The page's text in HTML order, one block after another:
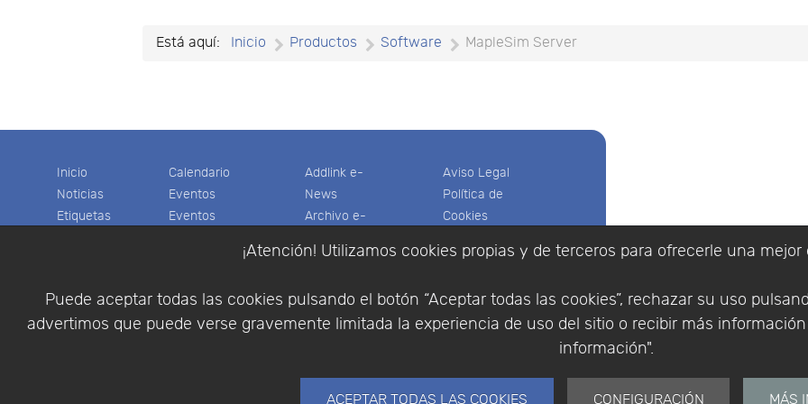
¡Atención! Utilizamos cookies propias y de terceros para ofrecerle una
Puede aceptar todas las cookies pulsando el botón “Aceptar todas las cookies”, rechazar su uso
advertimos que puede verse gravemente limitada la experiencia de uso del sitio o recibir más
información".
ACEPTAR TODAS LAS COOKIES CONFIGURACIÓN MÁS
Está aquí: Inicio Productos Software MapleSim Server
Inicio
Noticias
Etiquetas
Cesta
Calendario
Eventos
Eventos
Colaboradores
Descargas
Videos
Addlink e-
News
Archivo e-
Software
Multifisica.com
Síganos
Aviso Legal
Política de
Cookies
Privacidad
de compra
Identificarse
|Política de Cookies
© Copyright 1994 - 2026.
Distribuidor de
España y Portugal.